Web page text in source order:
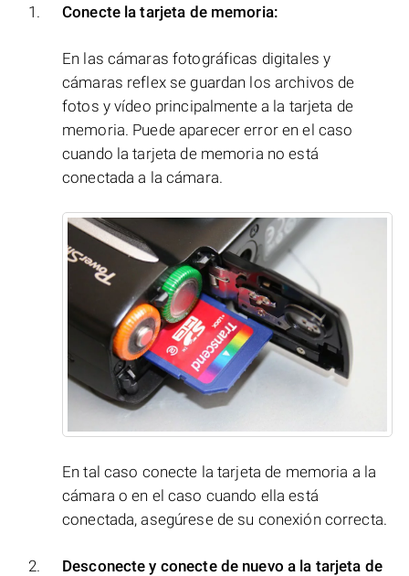
Conecte la tarjeta de memoria:
En las cámaras fotográficas digitales y
cámaras reflex se guardan los archivos de
fotos y vídeo principalmente a la tarjeta de
memoria. Puede aparecer error en el caso
cuando la tarjeta de memoria no está
conectada a la cámara.
En tal caso conecte la tarjeta de memoria a la
cámara o en el caso cuando ella está
conectada, asegúrese de su conexión correcta.
Desconecte y conecte de nuevo a la tarjeta de